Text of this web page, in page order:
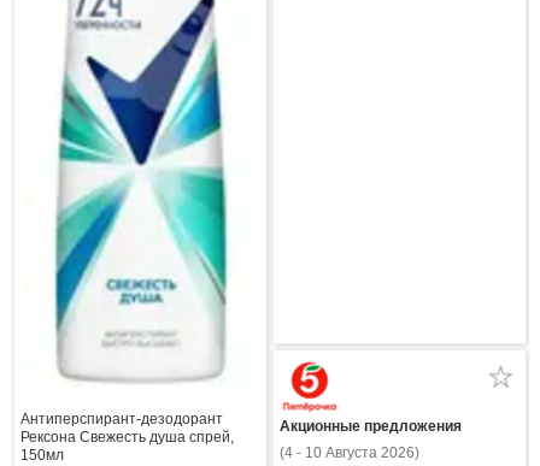
Антиперспирант-дезодорант
Рексона Свежесть душа спрей,
150мл
Акционные предложения
(4 - 10 Августа 2026)